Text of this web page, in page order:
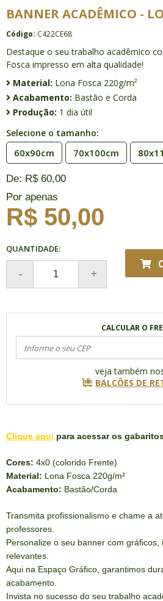
BANNER ACADÊMICO -
Código: C422CE68
Destaque o seu trabalho acadêmico
Fosca impresso em alta qualidade!
Material: Lona Fosca 220g/m²
Acabamento: Bastão e Corda
Produção: 1 dia útil
Selecione o tamanho:
60x90cm 70x100cm
De: R$ 60,00
Por apenas
R$ 50,00
QUANTIDADE:
CALCULAR O
veja também
BALCÕES DE
Clique aqui para acessar os
Cores: 4x0 (colorido Frente)
Material: Lona Fosca 220g/m²
Acabamento: Bastão/Corda
Transmita profissionalismo e chame a
professores.
Personalize o seu banner com
relevantes.
Aqui na Espaço Gráfico, garantimos
acabamento.
Invista no sucesso do seu trabalho